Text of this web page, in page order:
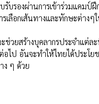
บรองผ่านการเข้าร่วมแคมป์ฝึ
เลือกเส้นทางและทักษะต่างๆ
วยสร้างบุคลากรประจำแต่ล
ป อันจะทำให้ไทยได้ประโย
ง ๆ ด้วย